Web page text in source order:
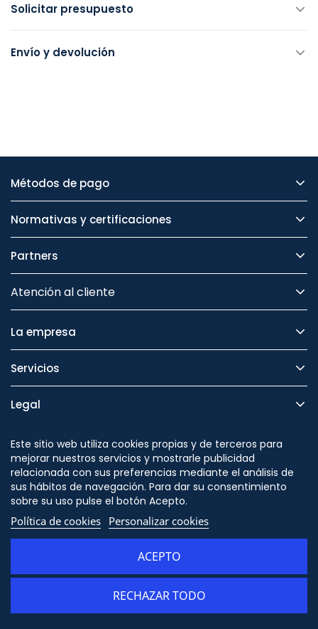
AÑADIR AL CARRITO
Solicitar presupuesto
Envío y devolución
Métodos de pago
Normativas y certificaciones
Partners
Atención al cliente
La empresa
Servicios
Legal
Seguridad
Este sitio web utiliza cookies propias y de terceros para
mejorar nuestros servicios y mostrarle publicidad
relacionada con sus preferencias mediante el análisis de
sus hábitos de navegación. Para dar su consentimiento
sobre su uso pulse el botón Acepto.
Política de cookies Personalizar cookies
RECHAZAR TODO
ACEPTO
Síguenos en